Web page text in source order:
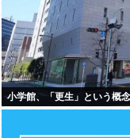
小学館、「更生」という概